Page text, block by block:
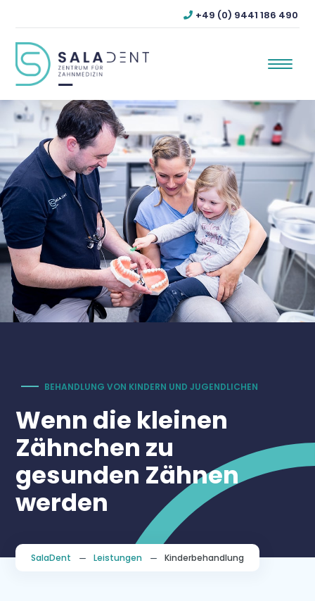
+49 (0) 9441 186 490
BEHANDLUNG VON KINDERN UND JUGENDLICHEN
Wenn die kleinen
Zähnchen zu
gesunden Zähnen
werden
SalaDent K Leistungen K Kinderbehandlung